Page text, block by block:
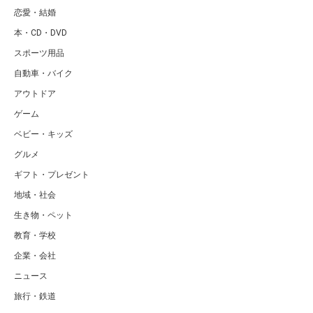
恋愛・結婚
本・CD・DVD
スポーツ用品
自動車・バイク
アウトドア
ゲーム
ベビー・キッズ
グルメ
ギフト・プレゼント
地域・社会
生き物・ペット
教育・学校
企業・会社
ニュース
旅行・鉄道